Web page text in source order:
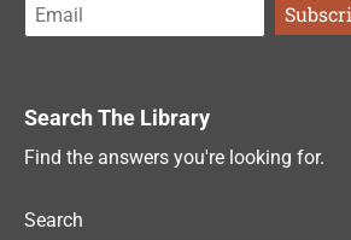
Search The Library
Find the answers you're looking for.
Search